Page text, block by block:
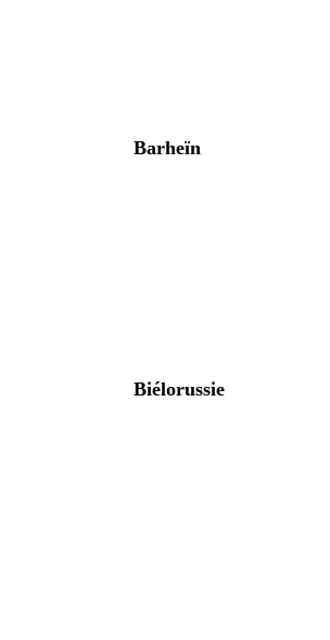
Barheïn
Biélorussie